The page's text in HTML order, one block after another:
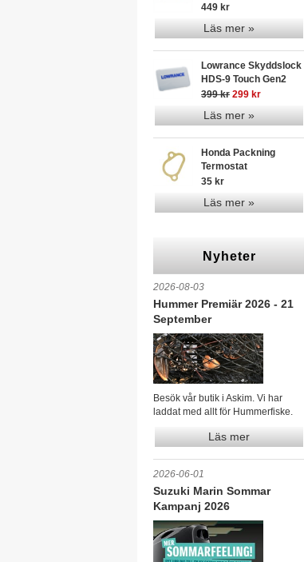
449 kr
Läs mer »
Lowrance Skyddslock
HDS-9 Touch Gen2
399 kr 299 kr
Läs mer »
Honda Packning
Termostat
35 kr
Läs mer »
Nyheter
2026-08-03
Hummer Premiär 2026 - 21
September
Besök vår butik i Askim. Vi har
laddat med allt för Hummerfiske.
Läs mer
2026-06-01
Suzuki Marin Sommar
Kampanj 2026